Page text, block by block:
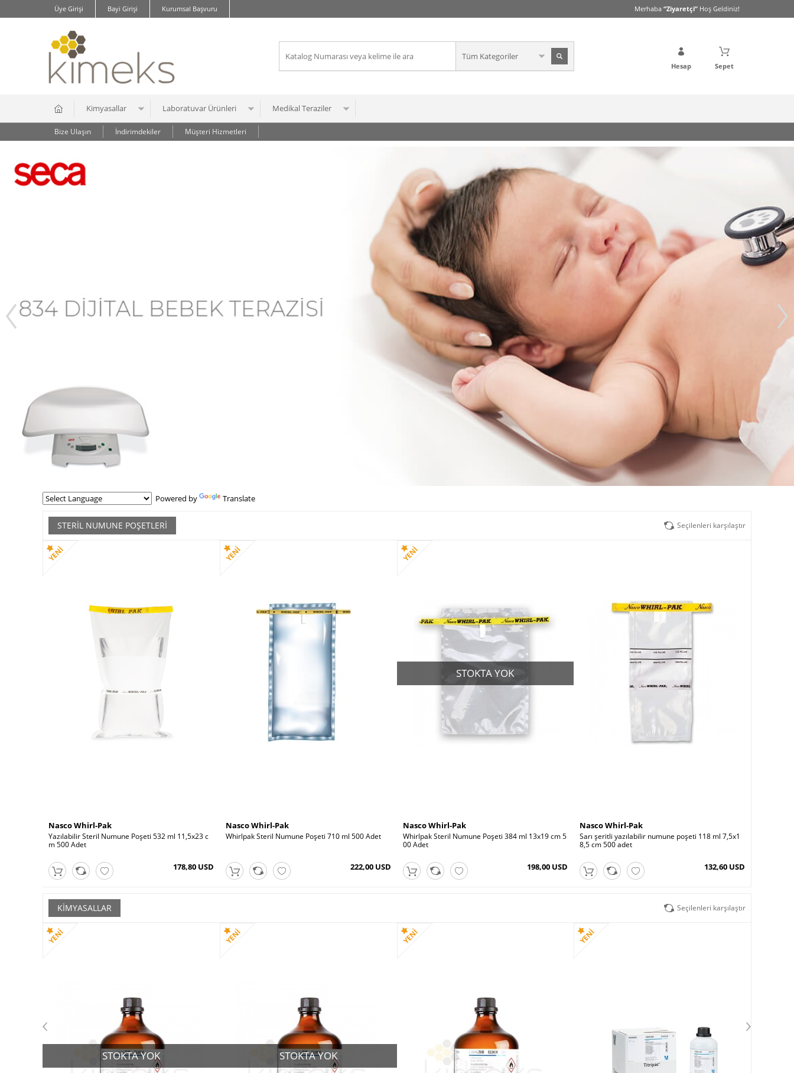
Üye Girişi Bayi Girişi Kurumsal Başvuru Merhaba “Ziyaretçi” Hoş Geldiniz!
Sepet
Hesap
Kimyasallar Laboratuvar Ürünleri Medikal Teraziler
Bize Ulaşın İndirimdekiler Müşteri Hizmetleri
Powered by Translate
STERIL NUMUNE POŞETLERI Seçilenleri karşılaştır
Nasco Whirl-Pak
Yazılabilir Steril Numune Poşeti 532 ml 11,5x23 c
m 500 Adet
178,80 USD
Nasco Whirl-Pak
Whirlpak Steril Numune Poşeti 710 ml 500 Adet
222,00 USD
STOKTA YOK
Nasco Whirl-Pak
Whirlpak Steril Numune Poşeti 384 ml 13x19 cm 5
00 Adet
198,00 USD
Nasco Whirl-Pak
Sarı şeritli yazılabilir numune poşeti 118 ml 7,5x1
8,5 cm 500 adet
132,60 USD
KIMYASALLAR Seçilenleri karşılaştır
STOKTA YOK STOKTA YOK